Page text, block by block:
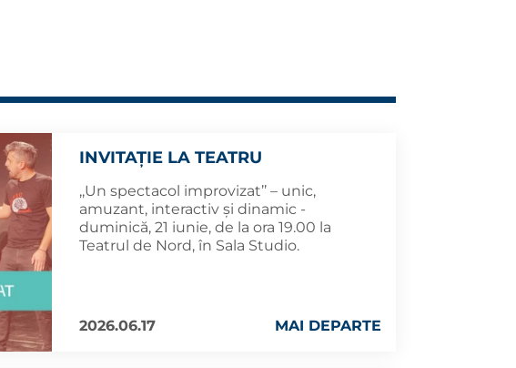
INVITAȚIE LA TEATRU
,,Un spectacol improvizat’’ – unic,
amuzant, interactiv și dinamic -
duminică, 21 iunie, de la ora 19.00 la
Teatrul de Nord, în Sala Studio.
2026.06.17 MAI DEPARTE